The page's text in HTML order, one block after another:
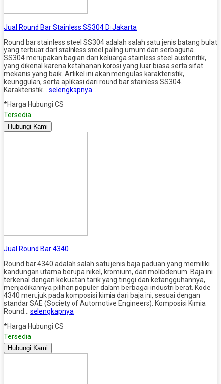
Jual Round Bar Stainless SS304 Di Jakarta
Round bar stainless steel SS304 adalah salah satu jenis batang bulat
yang terbuat dari stainless steel paling umum dan serbaguna.
SS304 merupakan bagian dari keluarga stainless steel austenitik,
yang dikenal karena ketahanan korosi yang luar biasa serta sifat
mekanis yang baik. Artikel ini akan mengulas karakteristik,
keunggulan, serta aplikasi dari round bar stainless SS304.
Karakteristik… selengkapnya
*Harga Hubungi CS
Tersedia
Hubungi Kami
Jual Round Bar 4340
Round bar 4340 adalah salah satu jenis baja paduan yang memiliki
kandungan utama berupa nikel, kromium, dan molibdenum. Baja ini
terkenal dengan kekuatan tarik yang tinggi dan ketangguhannya,
menjadikannya pilihan populer dalam berbagai industri berat. Kode
4340 merujuk pada komposisi kimia dari baja ini, sesuai dengan
standar SAE (Society of Automotive Engineers). Komposisi Kimia
Round… selengkapnya
*Harga Hubungi CS
Tersedia
Hubungi Kami